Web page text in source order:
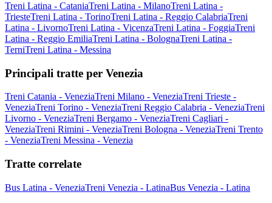
Treni Latina - CataniaTreni Latina - MilanoTreni Latina -
TriesteTreni Latina - TorinoTreni Latina - Reggio CalabriaTreni
Latina - LivornoTreni Latina - VicenzaTreni Latina - FoggiaTreni
Latina - Reggio EmiliaTreni Latina - BolognaTreni Latina -
TerniTreni Latina - Messina
Principali tratte per Venezia
Treni Catania - VeneziaTreni Milano - VeneziaTreni Trieste -
VeneziaTreni Torino - VeneziaTreni Reggio Calabria - VeneziaTreni
Livorno - VeneziaTreni Bergamo - VeneziaTreni Cagliari -
VeneziaTreni Rimini - VeneziaTreni Bologna - VeneziaTreni Trento
- VeneziaTreni Messina - Venezia
Tratte correlate
Bus Latina - VeneziaTreni Venezia - LatinaBus Venezia - Latina